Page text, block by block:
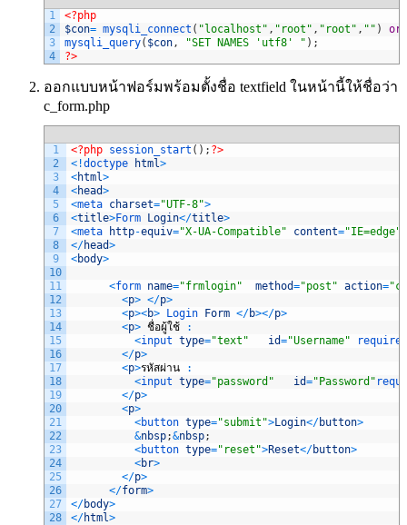
1
2
3
4
<?php
$con= mysqli_connect ( "localhost" , "root" , "root" , "" )
or
mysqli_query( $con, "SET NAMES 'utf8' " ) ;
?>
ออกแบบหน้าฟอร์มพร้อมตั้งชื่อ textfield ในหน้านี้ให้ชื่อว่า
c_form.php
1
2
3
4
5
6
7
8
9
10
11
12
13
14
15
16
17
18
19
20
21
22
23
24
25
26
27
28
<?php session_start ( ) ; ?>
< !doctype html>
<html>
<head>
<meta charset="UTF-8">
<title>Form Login</title>
<meta http-equiv="X-UA-Compatible" content="IE=edge"
</head>
<body>
<form name="frmlogin" method="post" action=
<p> </p>
<p><b> Login Form </b></p>
<p> ชื่อผู้ใช้
:
<input type="text" id="Username"
</p>
<p>รหัสผ่าน
:
<input type="password" id="Password"
</p>
<p>
<button type="submit">Login</button>
&nbsp;&nbsp;
<button type="reset">Reset</button>
<br>
</p>
</form>
</body>
</html>